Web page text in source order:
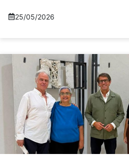
25/05/2026